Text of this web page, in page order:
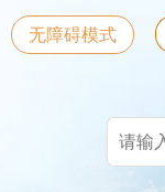
无障碍模式